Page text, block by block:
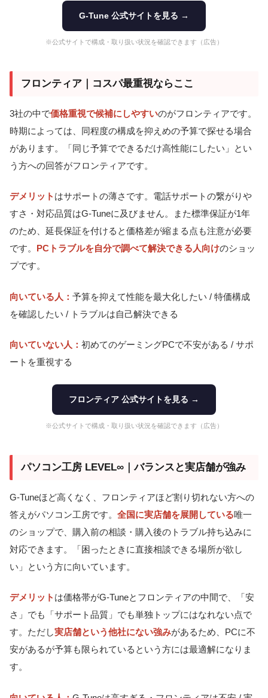
G-Tune 公式サイトを見る →
※公式サイトで構成・取り扱い状況を確認できます（広告）
フロンティア｜コスパ最重視ならここ
3社の中で価格重視で候補にしやすいのがフロンティアです。
時期によっては、同程度の構成を抑えめの予算で探せる場合
があります。「同じ予算でできるだけ高性能にしたい」とい
う方への回答がフロンティアです。
デメリット はサポートの薄さです。電話サポートの繋がりや
すさ・対応品質はG-Tuneに及びません。また標準保証が1年
のため、延長保証を付けると価格差が縮まる点も注意が必要
です。 PCトラブルを自分で調べて解決できる人向けのショッ
プです。
向いている人： 予算を抑えて性能を最大化したい / 特価構成
を確認したい / トラブルは自己解決できる
向いていない人： 初めてのゲーミングPCで不安がある / サポ
ートを重視する
フロンティア 公式サイトを見る →
※公式サイトで構成・取り扱い状況を確認できます（広告）
パソコン工房 LEVEL∞｜バランスと実店舗が強み
G-Tuneほど高くなく、フロンティアほど割り切れない方への
答えがパソコン工房です。 全国に実店舗を展開している唯一
のショップで、購入前の相談・購入後のトラブル持ち込みに
対応できます。「困ったときに直接相談できる場所が欲し
い」という方に向いています。
デメリット は価格帯がG-Tuneとフロンティアの中間で、「安
さ」でも「サポート品質」でも単独トップにはなれない点で
す。ただし実店舗という他社にない強みがあるため、PCに不
安があるが予算も限られているという方には最適解になりま
す。